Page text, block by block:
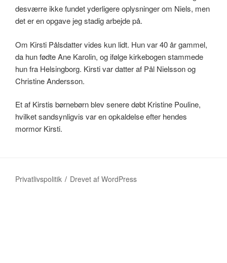
desværre ikke fundet yderligere oplysninger om Niels, men
det er en opgave jeg stadig arbejde på.
Om Kirsti Pålsdatter vides kun lidt. Hun var 40 år gammel,
da hun fødte Ane Karolin, og ifølge kirkebogen stammede
hun fra Helsingborg. Kirsti var datter af Pål Nielsson og
Christine Andersson.
Et af Kirstis børnebørn blev senere døbt Kristine Pouline,
hvilket sandsynligvis var en opkaldelse efter hendes
mormor Kirsti.
Privatlivspolitik Drevet af WordPress